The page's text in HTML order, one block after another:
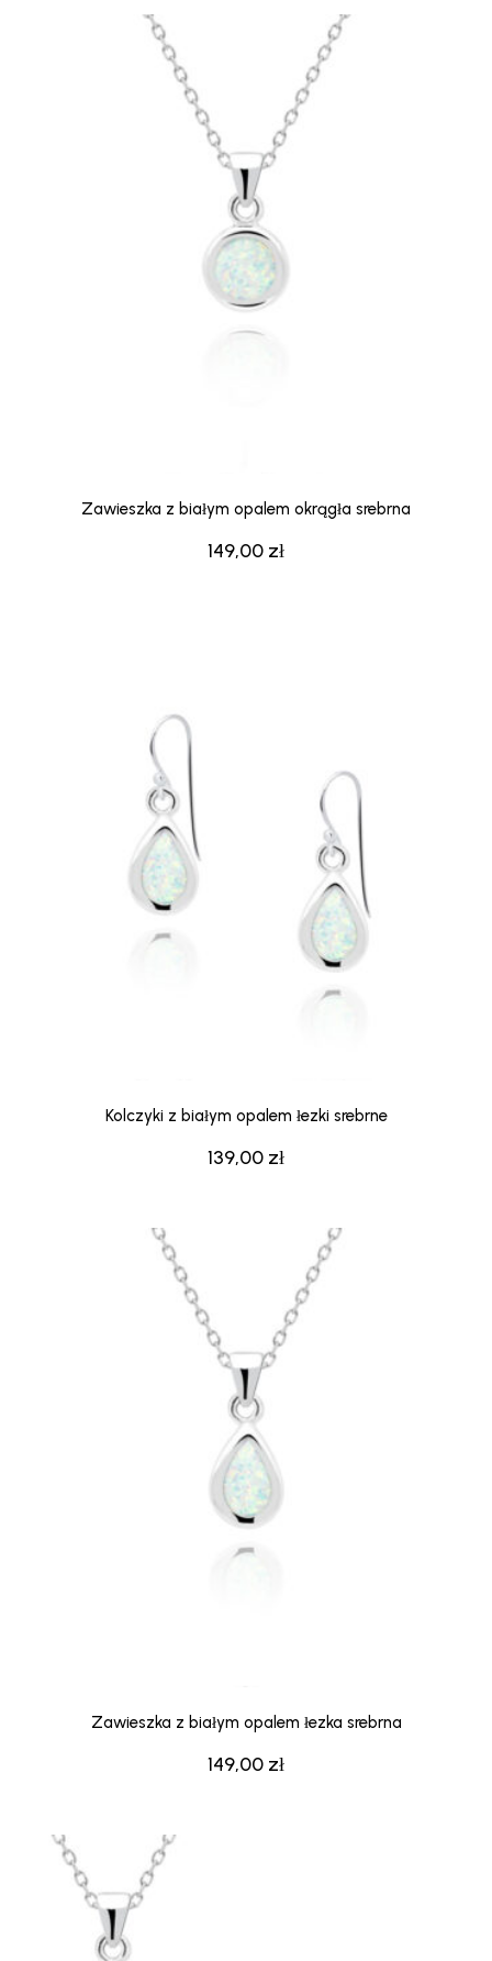
149,00 zł
Zawieszka z białym opalem okrągła srebrna
139,00 zł
Kolczyki z białym opalem łezki srebrne
149,00 zł
Zawieszka z białym opalem łezka srebrna